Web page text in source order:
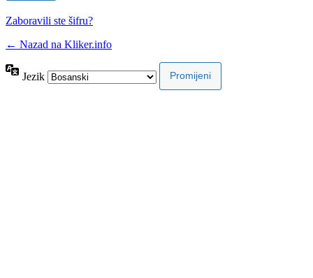
Zaboravili ste šifru?
← Nazad na Kliker.info
Jezik